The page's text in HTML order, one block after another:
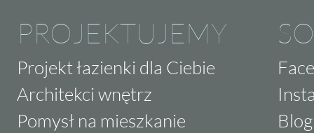
PROJEKTUJEMY
Projekt łazienki dla Ciebie
Architekci wnętrz
Pomysł na mieszkanie
Blog